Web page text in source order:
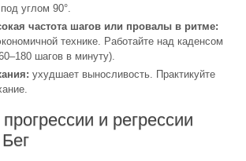
углом 90°.
частота шагов или провалы в ритме:
технике. Работайте над каденсом
шагов в минуту).
ухудшает выносливость. Практикуйте
и регрессии